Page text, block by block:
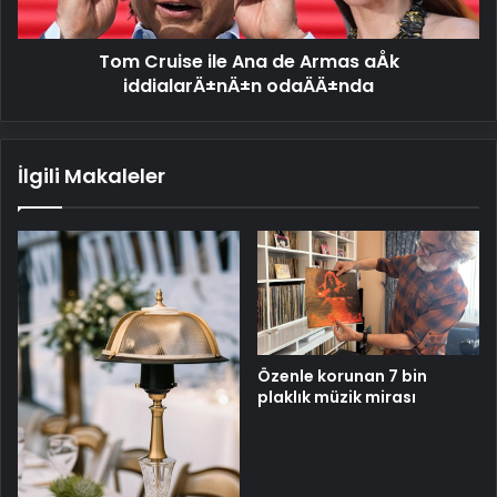
iddialarÄ±nÄ±n
odaÄÄ±nda
Tom Cruise ile Ana de Armas aÅk
iddialarÄ±nÄ±n odaÄÄ±nda
İlgili Makaleler
Özenle korunan 7 bin
plaklık müzik mirası